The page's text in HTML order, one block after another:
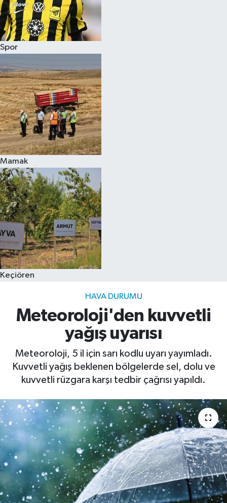
Spor
Mamak
Keçiören
HAVA DURUMU
Meteoroloji'den kuvvetli
yağış uyarısı
Meteoroloji, 5 il için sarı kodlu uyarı yayımladı.
Kuvvetli yağış beklenen bölgelerde sel, dolu ve
kuvvetli rüzgara karşı tedbir çağrısı yapıldı.